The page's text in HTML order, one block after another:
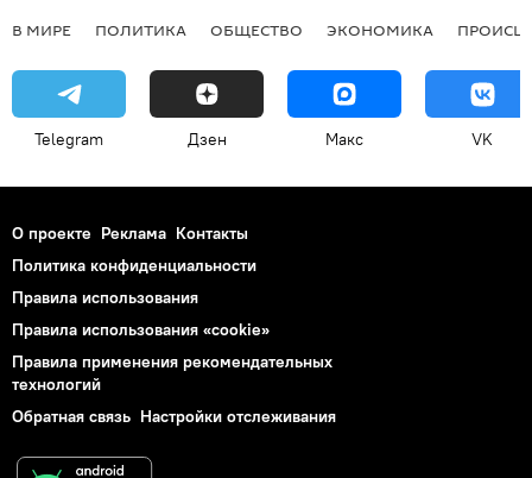
В МИРЕ ПОЛИТИКА ОБЩЕСТВО ЭКОНОМИКА
Telegram Дзен Макс VK
О проекте Реклама Контакты
Политика конфиденциальности
Правила использования
Правила использования «cookie»
Правила применения рекомендательных
технологий
Обратная связь Настройки отслеживания